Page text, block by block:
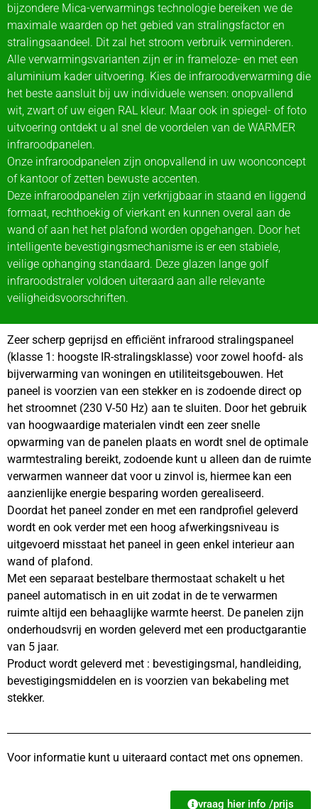
bijzondere Mica-verwarmings technologie bereiken we de
maximale waarden op het gebied van stralingsfactor en
stralingsaandeel. Dit zal het stroom verbruik verminderen.
Alle verwarmingsvarianten zijn er in frameloze- en met een
aluminium kader uitvoering. Kies de infraroodverwarming die
het beste aansluit bij uw individuele wensen: onopvallend
wit, zwart of uw eigen RAL kleur. Maar ook in spiegel- of foto
uitvoering ontdekt u al snel de voordelen van de WARMER
infraroodpanelen.
Onze infraroodpanelen zijn onopvallend in uw woonconcept
of kantoor of zetten bewuste accenten.
Deze infraroodpanelen zijn verkrijgbaar in staand en liggend
formaat, rechthoekig of vierkant en kunnen overal aan de
wand of aan het het plafond worden opgehangen. Door het
intelligente bevestigingsmechanisme is er een stabiele,
veilige ophanging standaard. Deze glazen lange golf
infraroodstraler voldoen uiteraard aan alle relevante
veiligheidsvoorschriften.
Zeer scherp geprijsd en efficiënt infrarood stralingspaneel
(klasse 1: hoogste IR-stralingsklasse) voor zowel hoofd- als
bijverwarming van woningen en utiliteitsgebouwen. Het
paneel is voorzien van een stekker en is zodoende direct op
het stroomnet (230 V-50 Hz) aan te sluiten. Door het gebruik
van hoogwaardige materialen vindt een zeer snelle
opwarming van de panelen plaats en wordt snel de optimale
warmtestraling bereikt, zodoende kunt u alleen dan de ruimte
verwarmen wanneer dat voor u zinvol is, hiermee kan een
aanzienlijke energie besparing worden gerealiseerd.
Doordat het paneel zonder en met een randprofiel geleverd
wordt en ook verder met een hoog afwerkingsniveau is
uitgevoerd misstaat het paneel in geen enkel interieur aan
wand of plafond.
Met een separaat bestelbare thermostaat schakelt u het
paneel automatisch in en uit zodat in de te verwarmen
ruimte altijd een behaaglijke warmte heerst. De panelen zijn
onderhoudsvrij en worden geleverd met een productgarantie
van 5 jaar.
Product wordt geleverd met : bevestigingsmal, handleiding,
bevestigingsmiddelen en is voorzien van bekabeling met
stekker.
Voor informatie kunt u uiteraard contact met ons opnemen.
vraag hier info /prijs